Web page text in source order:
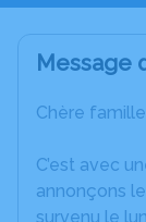
Message
Chère
C’est avec
annonçons
survenu le